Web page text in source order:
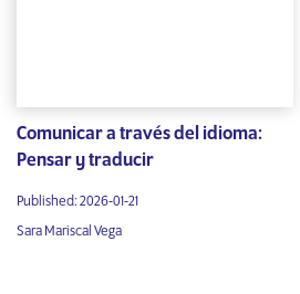
Comunicar a través del idioma:
Pensar y traducir
Published: 2026-01-21
Sara Mariscal Vega